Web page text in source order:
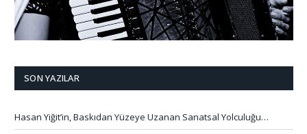
SON YAZILAR
Hasan Yiğit’in, Baskıdan Yüzeye Uzanan Sanatsal Yolculuğu…